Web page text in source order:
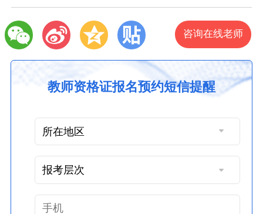
咨询在线老师
教师资格证报名预约短信提醒